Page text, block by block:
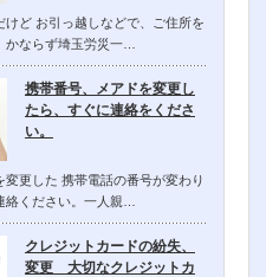
けど お引っ越しなどで、ご住所を
かならず埼玉労災一…
携帯番号、メアドを変更し
たら、すぐに連絡をくださ
い。
変更した 携帯電話の番号が変わり
絡ください。一人親…
クレジットカードの紛失、
変更 大切なクレジットカ